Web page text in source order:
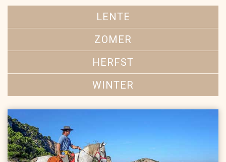
LENTE
ZOMER
HERFST
WINTER